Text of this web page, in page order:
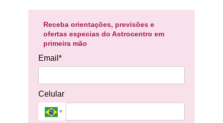
Receba orientações, previsões e
ofertas especias do Astrocentro em
primeira mão
Email*
Celular